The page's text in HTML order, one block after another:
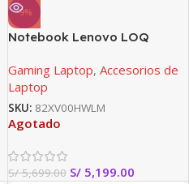
-9%
Notebook Lenovo LOQ
i7-13620H 2.4/4.9GHz, 16GB
DDR5-5200
Gaming Laptop, Accesorios de
Laptop
SKU: 82XV00HWLM
Agotado
S/5,699.00 S/5,199.00